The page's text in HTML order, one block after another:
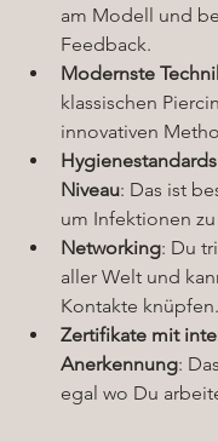
am Modell und
Feedback.
Modernste
klassischen
innovativen
Niveau: Das ist
um Infektionen
Networking: Du
aller Welt und
Kontakte knüpfen.
Zertifikate mit
Anerkennung:
egal wo Du